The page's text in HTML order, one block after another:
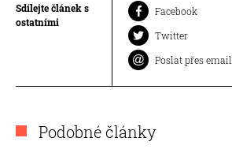
Sdílejte článek s
ostatními
Facebook
Twitter
Poslat přes email
Podobné články